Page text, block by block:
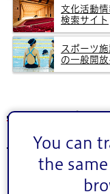
You can
the
文化活動情
検索サイト
スポーツ施
の一般開